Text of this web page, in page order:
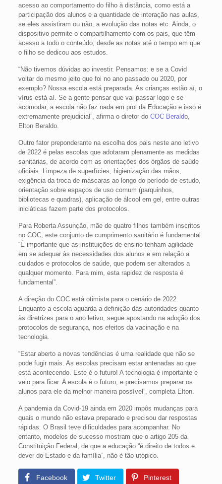
acesso ao comportamento do filho à distância, como está a
participação dos alunos e a quantidade de interação nas aulas,
se eles assistiram ou não, a evolução das notas etc. Ainda, o
dispositivo permite o compartilhamento com os pais, que têm
acesso a todo o conteúdo, desde as notas até o tempo em que
o filho se dedicou aos estudos.
“Não tivemos dúvidas ao investir. Pensamos: e se a Covid
voltar do mesmo jeito que foi no ano passado ou 2020, por
exemplo? Nossa escola está preparada. As crianças estão aí, o
vírus está aí. Se a gente pensar que vai passar logo e se
acomodar, a escola não faz nada em prol da Educação e isso é
extremamente prejudicial”, afirma o diretor do COC Beraldo,
Elton Beraldo.
Outro fator preponderante na escolha dos pais neste ano letivo
de 2022 é pelas escolas que adotaram plenamente as medidas
sanitárias, de acordo com as orientações dos órgãos de saúde
oficiais. Limpeza de superfícies, higienização das mãos,
exigência da troca de máscaras ao longo do período de estudo,
orientação sobre espaços de uso comum (parquinhos,
bibliotecas e quadras), aplicação de álcool em gel, entre outras
iniciáticas fazem parte dos protocolos.
Para Roberta Assunção, mãe de quatro filhos também inscritos
no COC, este conjunto de cumprimento sanitário é fundamental.
“É importante que as instituições de ensino tenham agilidade
em se adequar às necessidades dos alunos e em relação a
cuidados e protocolos de saúde, que podem ser alterados a
qualquer momento. Para mim, esta rapidez de resposta é
fundamental”.
A direção do COC está otimista para o cenário de 2022.
Enquanto a escola aguarda a definição das autoridades quanto
às diretrizes para o ano letivo, segue apostando na adoção dos
protocolos de segurança, nos efeitos da vacinação e na
tecnologia.
“Estar aberto a novas tendências é uma realidade que não se
pode fugir mais. As escolas precisam estar antenadas ao que
está acontecendo. Este é o futuro! A tecnologia é importante e
veio para ficar. A escola é o futuro, e precisamos preparar os
alunos para ele da melhor maneira possível”, completa Elton.
A pandemia da Covid-19 ainda em 2020 impôs mudanças para
quais o mundo não estava preparado e precisou dar respostas
rápidas. O Brasil teve dificuldades para acompanhar. No
entanto, modelos de sucesso mostram que o artigo 205 da
Constituição Federal, de que a educação “é direito de todos e
dever do Estado e da família”, não é tão utópico.
Facebook Twitter Pinterest